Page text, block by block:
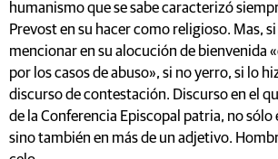
humanismo que se sabe caracterizó
Prevost en su hacer como religioso. Mas,
mencionar en su alocución de bienvenida
por los casos de abuso», si no yerro, si lo
discurso de contestación. Discurso en el
de la Conferencia Episcopal patria, no sólo
sino también en más de un adjetivo.